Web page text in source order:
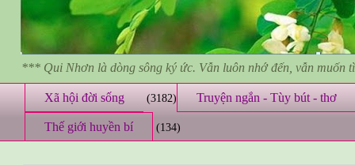
*** Qui Nhơn là dòng sông ký ức. Vẫn luôn nhớ đến, vẫn muốn
Xã hội đời sống (3182) Truyện ngắn - Tùy bút - thơ
Thế giới huyền bí (134)